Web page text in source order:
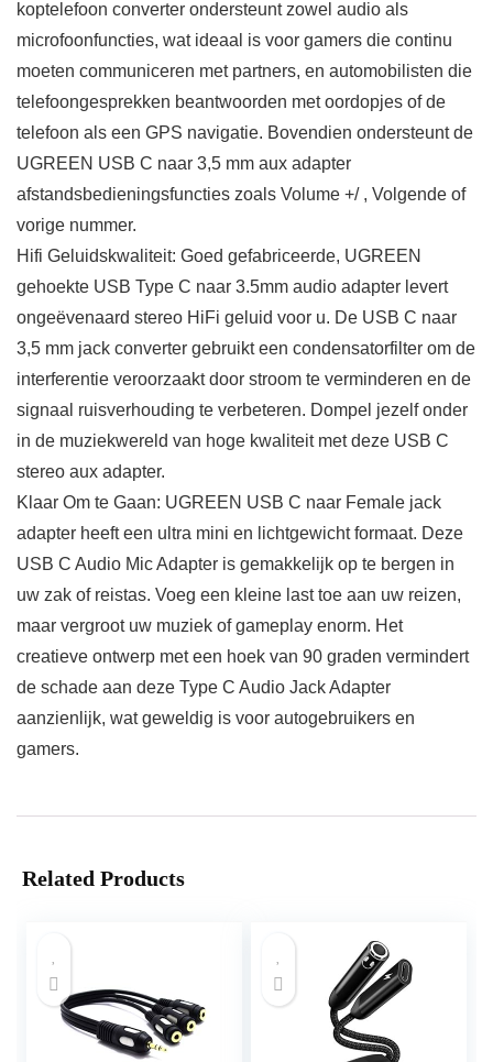
koptelefoon converter ondersteunt zowel audio als
microfoonfuncties, wat ideaal is voor gamers die continu
moeten communiceren met partners, en automobilisten die
telefoongesprekken beantwoorden met oordopjes of de
telefoon als een GPS navigatie. Bovendien ondersteunt de
UGREEN USB C naar 3,5 mm aux adapter
afstandsbedieningsfuncties zoals Volume +/ , Volgende of
vorige nummer.
Hifi Geluidskwaliteit: Goed gefabriceerde, UGREEN
gehoekte USB Type C naar 3.5mm audio adapter levert
ongeëvenaard stereo HiFi geluid voor u. De USB C naar
3,5 mm jack converter gebruikt een condensatorfilter om de
interferentie veroorzaakt door stroom te verminderen en de
signaal ruisverhouding te verbeteren. Dompel jezelf onder
in de muziekwereld van hoge kwaliteit met deze USB C
stereo aux adapter.
Klaar Om te Gaan: UGREEN USB C naar Female jack
adapter heeft een ultra mini en lichtgewicht formaat. Deze
USB C Audio Mic Adapter is gemakkelijk op te bergen in
uw zak of reistas. Voeg een kleine last toe aan uw reizen,
maar vergroot uw muziek of gameplay enorm. Het
creatieve ontwerp met een hoek van 90 graden vermindert
de schade aan deze Type C Audio Jack Adapter
aanzienlijk, wat geweldig is voor autogebruikers en
gamers.
Related Products